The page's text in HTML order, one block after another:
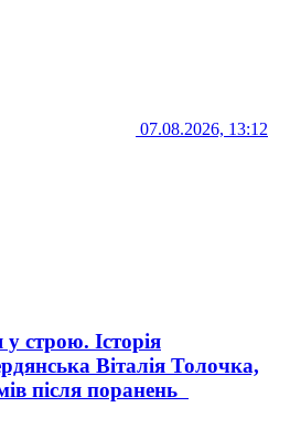
07.08.2026, 13:12
строю. Історія
Віталія Толочка,
після поранень